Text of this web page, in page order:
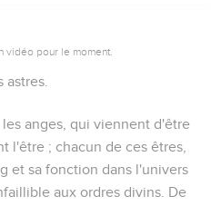
vidéo pour le moment.
astres.
les anges, qui viennent d'être
l'être ; chacun de ces êtres,
et sa fonction dans l'univers
aux ordres divins. De